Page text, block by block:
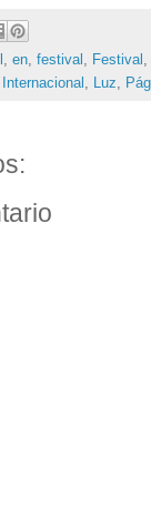
, en, festival , Festival ,
Internacional , Luz,